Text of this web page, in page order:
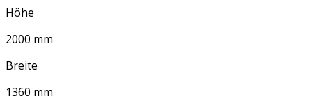
Höhe
2000 mm
Breite
1360 mm